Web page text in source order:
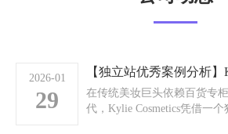
2026-01
29
在传统美妆巨头依赖百货专
代，Kylie Cosmetics凭借一